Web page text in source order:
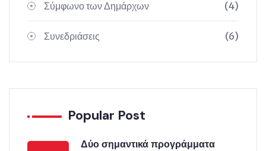
Σύμφωνο των Δημάρχων (4)
Συνεδριάσεις (6)
Popular Post
Δύο σημαντικά προγράμματα